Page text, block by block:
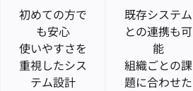
初めての方で
も安心
使いやすさを
重視したシス
テム設計
既存システム
との連携も可
能
組織ごとの課
題に合わせた